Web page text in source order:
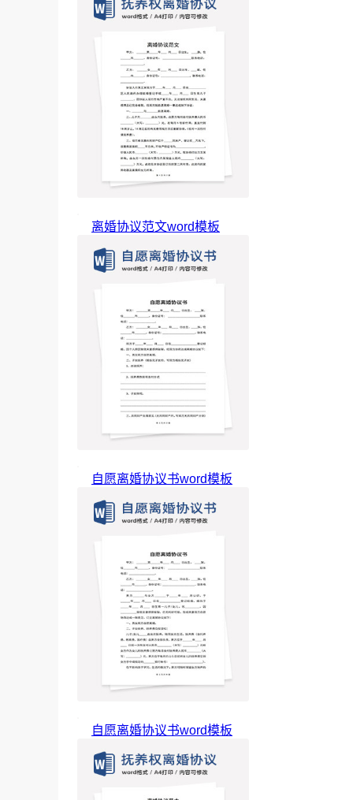
离婚协议范文word模板
自愿离婚协议书word模板
自愿离婚协议书word模板